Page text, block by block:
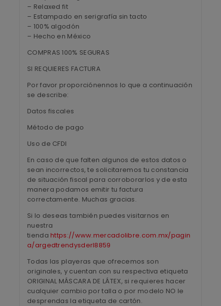
– Relaxed fit
– Estampado en serigrafía sin tacto
– 100% algodón
– Hecho en México
COMPRAS 100% SEGURAS
SI REQUIERES FACTURA
Por favor proporciónennos lo que a continuación
se describe:
Datos fiscales
Método de pago
Uso de CFDI
En caso de que falten algunos de estos datos o
sean incorrectos, te solicitaremos tu constancia
de situación fiscal para corroborarlos y de esta
manera podamos emitir tu factura
correctamente. Muchas gracias.
Si lo deseas también puedes visitarnos en
nuestra
tiendahttps://www.mercadolibre.com.mx/pagin
a/argedtrendysderl8859
Todas las playeras que ofrecemos son
originales, y cuentan con su respectiva etiqueta
ORIGINAL MÁSCARA DE LÁTEX, si requieres hacer
cualquier cambio por talla o por modelo NO le
desprendas la etiqueta de cartón.